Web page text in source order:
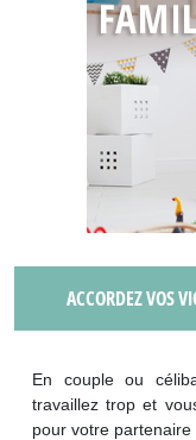
ACCORDEZ VOS
En couple ou
travaillez trop et
pour votre